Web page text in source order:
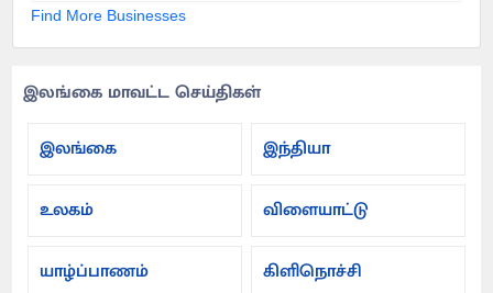
Find More Businesses
இலங்கை மாவட்ட செய்திகள்
இலங்கை
இந்தியா
உலகம் விளையாட்டு
யாழ்ப்பாணம் கிளிநொச்சி